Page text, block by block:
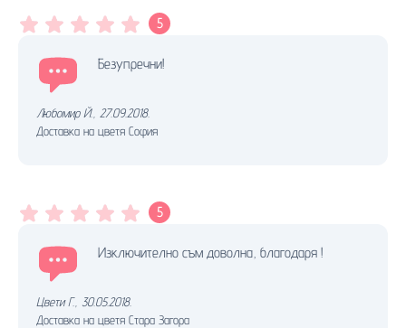
5
Безупречни!
Любомир Й. 27.09.2018.
Доставка на цветя София
5
Изключително съм доволна, благодаря !
Цвети Г., 30.05.2018.
Доставка на цветя Стара Загора